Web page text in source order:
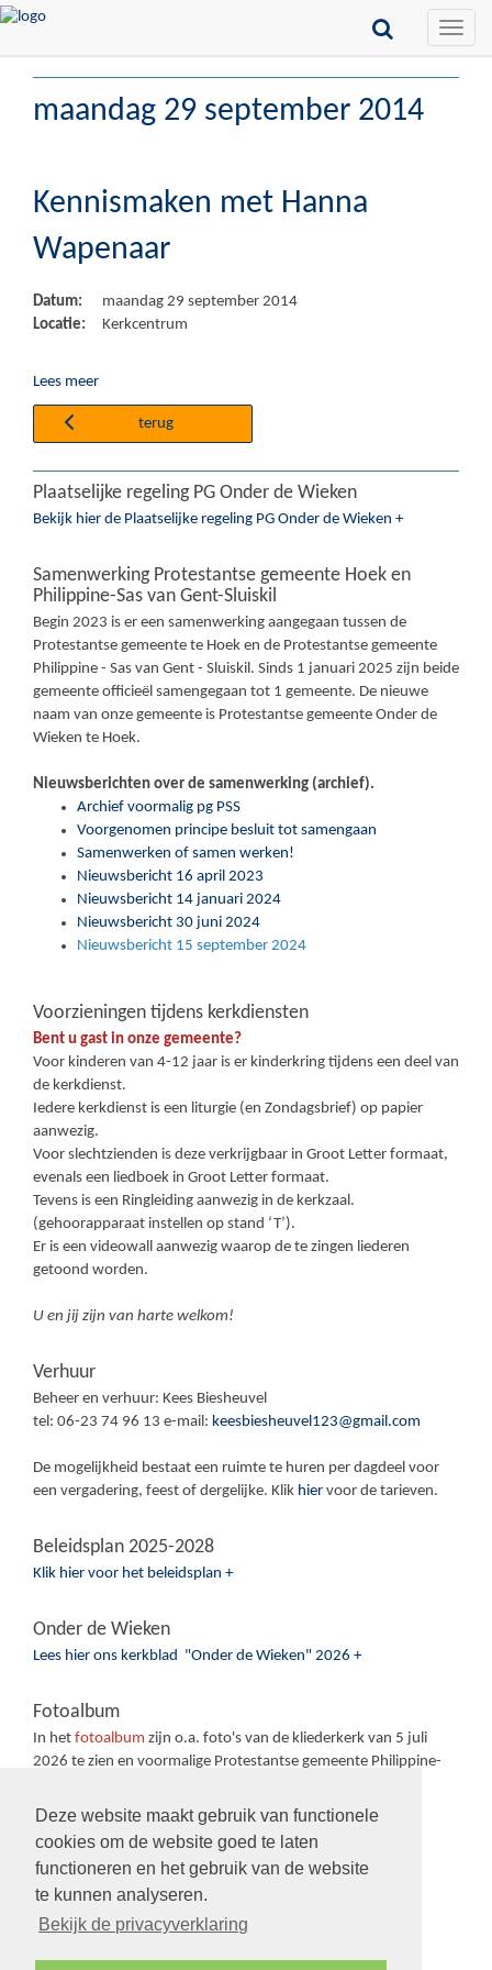
Deze website maakt gebruik van functionele
cookies om de website goed te laten
functioneren en het gebruik van de website
te kunnen analyseren.
Bekijk de privacyverklaring
Toggle
maandag 29 september 2014
Kennismaken met Hanna
Wapenaar
Datum:
maandag 29 september 2014
Locatie:
Kerkcentrum
Lees meer
terug
Plaatselijke regeling PG Onder de Wieken
Bekijk hier de Plaatselijke regeling PG Onder de Wieken +
Samenwerking Protestantse gemeente Hoek en
Philippine-Sas van Gent-Sluiskil
Begin 2023 is er een samenwerking aangegaan tussen de
Protestantse gemeente te Hoek en de Protestantse gemeente
Philippine - Sas van Gent - Sluiskil. Sinds 1 januari 2025 zijn beide
gemeente officieël samengegaan tot 1 gemeente. De nieuwe
naam van onze gemeente is Protestantse gemeente Onder de
Wieken te Hoek.
Nieuwsberichten over de samenwerking (archief).
Archief voormalig pg PSS
Voorgenomen principe besluit tot samengaan
Samenwerken of samen werken!
Nieuwsbericht 16 april 2023
Nieuwsbericht 14 januari 2024
Nieuwsbericht 30 juni 2024
Nieuwsbericht 15 september 2024
Voorzieningen tijdens kerkdiensten
Bent u gast in onze gemeente?
Voor kinderen van 4-12 jaar is er kinderkring tijdens een deel van
de kerkdienst.
Iedere kerkdienst is een liturgie (en Zondagsbrief) op papier
aanwezig.
Voor slechtzienden is deze verkrijgbaar in Groot Letter formaat,
evenals een liedboek in Groot Letter formaat.
Tevens is een Ringleiding aanwezig in de kerkzaal.
(gehoorapparaat instellen op stand ‘T’).
Er is een videowall aanwezig waarop de te zingen liederen
getoond worden.
U en jij zijn van harte welkom!
Verhuur
Beheer en verhuur: Kees Biesheuvel
tel: 06-23 74 96 13 e-mail: keesbiesheuvel123@gmail.com
De mogelijkheid bestaat een ruimte te huren per dagdeel voor
een vergadering, feest of dergelijke. Klik hier voor de tarieven.
Beleidsplan 2025-2028
Klik hier voor het beleidsplan +
Onder de Wieken
Lees hier ons kerkblad "Onder de Wieken" 2026 +
Fotoalbum
In het fotoalbum zijn o.a. foto's van de kliederkerk van 5 juli
2026 te zien en voormalige Protestantse gemeente Philippine-
Volg ons op: